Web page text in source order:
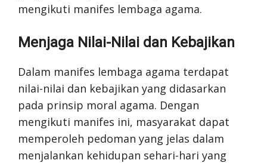
mengikuti manifes lembaga agama.
Menjaga Nilai-Nilai dan Kebajikan
Dalam manifes lembaga agama terdapat
nilai-nilai dan kebajikan yang didasarkan
pada prinsip moral agama. Dengan
mengikuti manifes ini, masyarakat dapat
memperoleh pedoman yang jelas dalam
menjalankan kehidupan sehari-hari yang